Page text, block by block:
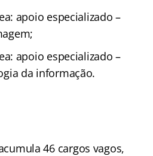
apoio especializado –
apoio especializado –
da informação.
46 cargos vagos,